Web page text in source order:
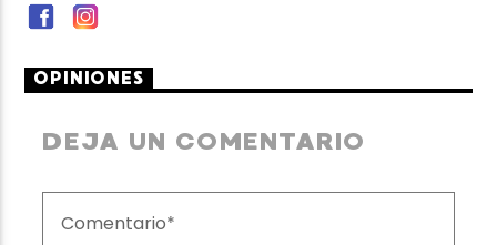
OPINIONES
DEJA UN COMENTARIO